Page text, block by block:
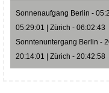
Sonnenaufgang Berlin -
05:29:01 | Zürich - 06:02:43
Sonntenuntergang Berlin -
20:14:01 | Zürich - 20:42:58